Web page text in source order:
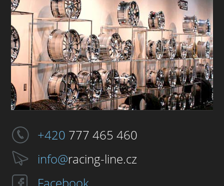
+420 777 465 460
info@racing-line.cz
Facebook